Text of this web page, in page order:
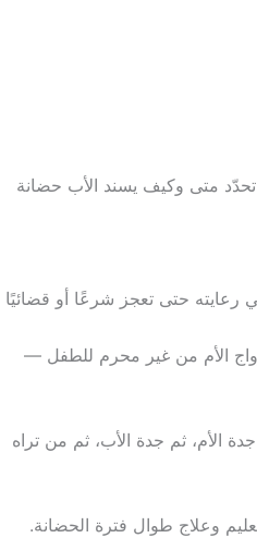
القانون قواعد واضحة تحدّد متى وكيف يسند الأب حضانة
رعايته حتى تعجز شرعًا أو قضائيًا
الأم من غير محرم للطفل —
الأم، ثم جدة الأب، ثم من تراه
وعلاج طوال فترة الحضانة.